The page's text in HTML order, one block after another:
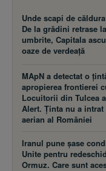
Unde scapi de
De la grădini retrase
umbrite, Capitala
oaze de verdeață
MApN a detectat o
apropierea frontierei
Locuitorii din Tulcea
Alert. Ținta nu a
aerian al României
Iranul pune șase
Unite pentru
Ormuz. Care sunt